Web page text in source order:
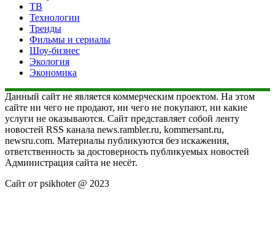
ТВ
Технологии
Тренды
Фильмы и сериалы
Шоу-бизнес
Экология
Экономика
Данный сайт не является коммерческим проектом. На этом
сайте ни чего не продают, ни чего не покупают, ни какие
услуги не оказываются. Сайт представляет собой ленту
новостей RSS канала news.rambler.ru, kommersant.ru,
newsru.com. Материалы публикуются без искажения,
ответственность за достоверность публикуемых новостей
Администрация сайта не несёт.
Сайт от psikhoter @ 2023